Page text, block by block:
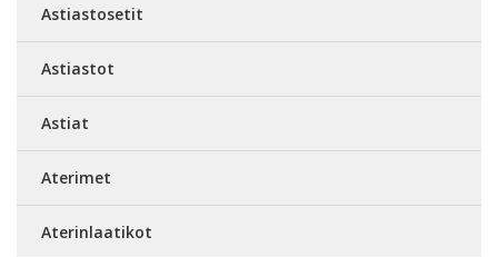
Astiastosetit
Astiastot
Astiat
Aterimet
Aterinlaatikot